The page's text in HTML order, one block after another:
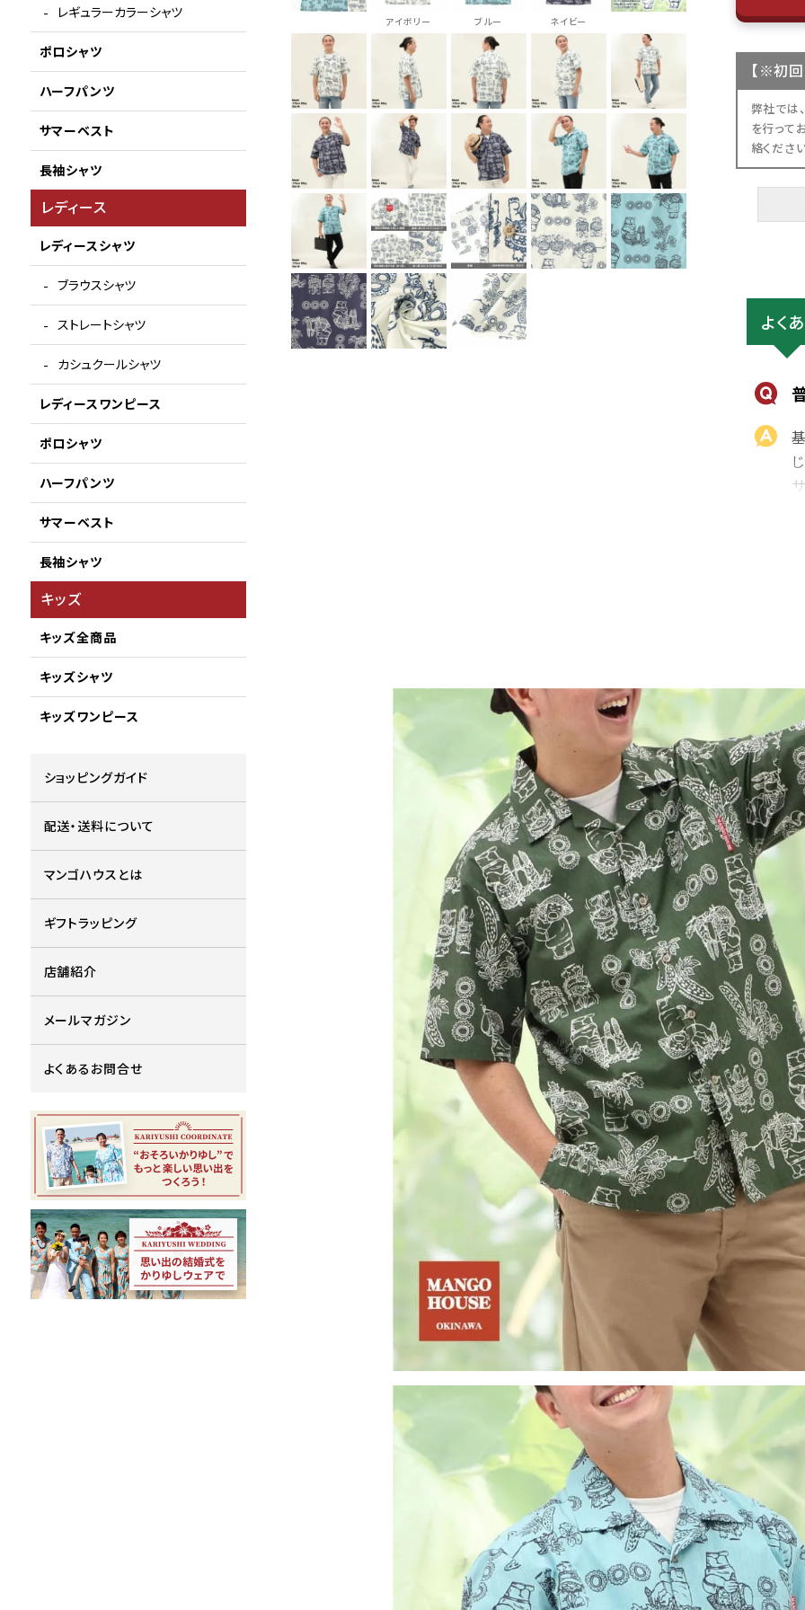
レギュラーカラーシャツ
ポロシャツ
ハーフパンツ
サマーベスト
長袖シャツ
レディース
レディースシャツ
ブラウスシャツ
ストレートシャツ
カシュクールシャツ
レディースワンピース
ポロシャツ
ハーフパンツ
サマーベスト
長袖シャツ
キッズ
キッズ全商品
キッズシャツ
キッズワンピース
ショッピングガイド
配送・送料について
マンゴハウスとは
ギフトラッピング
店舗紹介
メールマガジン
よくあるお問合せ
アイボリー ブルー ネイビー
在庫切れ
3L
10,890
在庫切れ
店舗取り寄せ申請
4L
¥ 11,990
在庫切れ
店舗取り寄せ申請
5L
¥11,990
在庫数 1
カートに入れる
ブルー
M
¥10,890
在庫切れ
店舗取り寄せ申請
L
10,890
在庫切れ
店舗取り寄せ申請
LL
10,890
在庫切れ
店舗取り寄せ申請
10,890
在庫数 1
カートに入れる
4L
¥11,990
在庫切れ
店舗取り寄せ申請
5L
¥11,990
在庫数 1
カートに入れる
ネイビー
M
¥ 10,890
在庫数 2
カートに入れる
【※初
弊社では
を行って
絡くださ
よく
平
て